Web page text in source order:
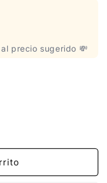
precio sugerido 💸